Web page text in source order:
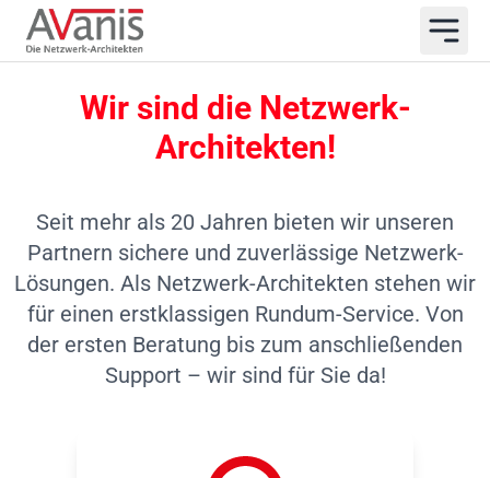
Wir sind die Netzwerk-
Architekten!
Seit mehr als 20 Jahren bieten wir unseren
Partnern sichere und zuverlässige Netzwerk-
Lösungen. Als Netzwerk-Architekten stehen wir
für einen erstklassigen Rundum-Service. Von
der ersten Beratung bis zum anschließenden
Support – wir sind für Sie da!